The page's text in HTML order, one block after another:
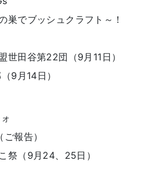
でブッシュクラフト～！
世田谷第22団（9月11日）
9月14日）
報告）
（9月24、25日）